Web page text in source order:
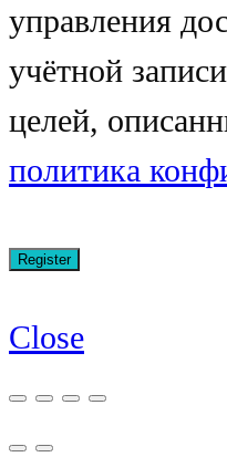
управления
учётной
целей,
политика
Close